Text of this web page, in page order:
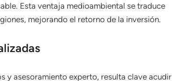
Esta ventaja medioambiental se traduce
mejorando el retorno de la inversión.
y asesoramiento experto, resulta clave acudir